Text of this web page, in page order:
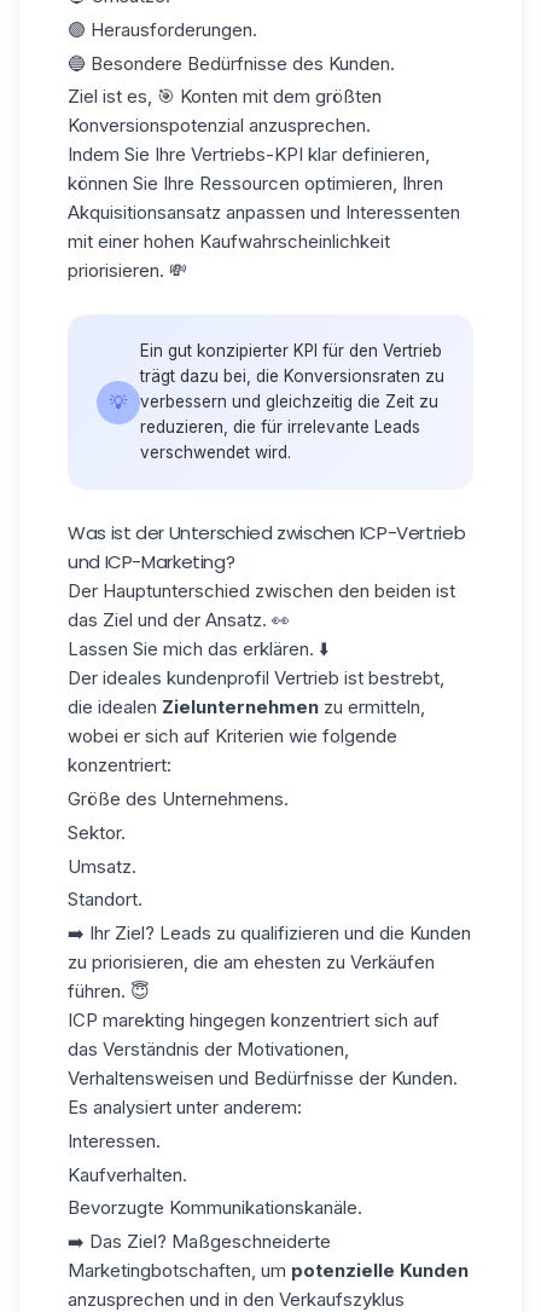
🟣 Herausforderungen.
🔵 Besondere Bedürfnisse des Kunden.
Ziel ist es, 🎯 Konten mit dem größten
Konversionspotenzial anzusprechen.
Indem Sie Ihre Vertriebs-KPI klar definieren,
können Sie Ihre Ressourcen optimieren, Ihren
Akquisitionsansatz anpassen und Interessenten
mit einer hohen Kaufwahrscheinlichkeit
priorisieren. 💸
💡
Ein gut konzipierter KPI für den Vertrieb
trägt dazu bei, die Konversionsraten zu
verbessern und gleichzeitig die Zeit zu
reduzieren, die für irrelevante Leads
verschwendet wird.
Was ist der Unterschied zwischen ICP-Vertrieb
und ICP-Marketing?
Der Hauptunterschied zwischen den beiden ist
das Ziel und der Ansatz. 👀
Lassen Sie mich das erklären. ⬇️
Der ideales kundenprofil​ Vertrieb ist bestrebt,
die idealen Zielunternehmen zu ermitteln,
wobei er sich auf Kriterien wie folgende
konzentriert:
Größe des Unternehmens.
Sektor.
Umsatz.
Standort.
➡️ Ihr Ziel? Leads zu qualifizieren und die Kunden
zu priorisieren, die am ehesten zu Verkäufen
führen. 😇
ICP marekting hingegen konzentriert sich auf
das Verständnis der Motivationen,
Verhaltensweisen und Bedürfnisse der Kunden.
Es analysiert unter anderem:
Interessen.
Kaufverhalten.
Bevorzugte Kommunikationskanäle.
➡️ Das Ziel? Maßgeschneiderte
Marketingbotschaften, um potenzielle Kunden
anzusprechen und in den Verkaufszyklus